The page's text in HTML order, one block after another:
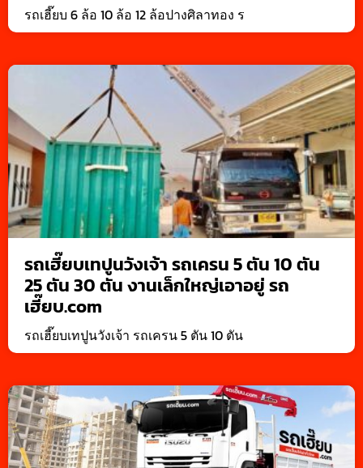
รถเฮี๊ยบ 6 ล้อ 10 ล้อ 12 ล้อปางศิลาทอง ร
รถเฮี๊ยบเทปูนวังเจ้า รถเครน 5 ตัน 10 ตัน
25 ตัน 30 ตัน งานเล็กใหญ่เอาอยู่ รถ
เฮี๊ยบ.com
รถเฮี๊ยบเทปูนวังเจ้า รถเครน 5 ตัน 10 ตัน